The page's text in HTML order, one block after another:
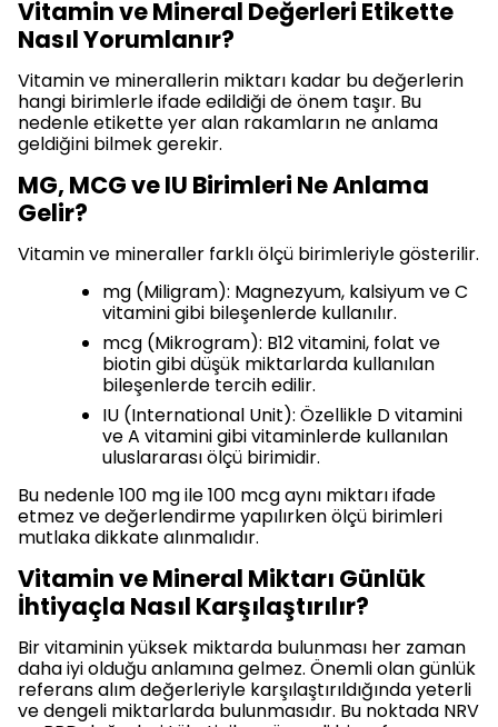
Vitamin ve Mineral Değerleri Etikette
Nasıl Yorumlanır?
Vitamin ve minerallerin miktarı kadar bu değerlerin
hangi birimlerle ifade edildiği de önem taşır. Bu
nedenle etikette yer alan rakamların ne anlama
geldiğini bilmek gerekir.
MG, MCG ve IU Birimleri Ne Anlama
Gelir?
Vitamin ve mineraller farklı ölçü birimleriyle gösterilir.
mg (Miligram): Magnezyum, kalsiyum ve C
vitamini gibi bileşenlerde kullanılır.
mcg (Mikrogram): B12 vitamini, folat ve
biotin gibi düşük miktarlarda kullanılan
bileşenlerde tercih edilir.
IU (International Unit): Özellikle D vitamini
ve A vitamini gibi vitaminlerde kullanılan
uluslararası ölçü birimidir.
Bu nedenle 100 mg ile 100 mcg aynı miktarı ifade
etmez ve değerlendirme yapılırken ölçü birimleri
mutlaka dikkate alınmalıdır.
Vitamin ve Mineral Miktarı Günlük
İhtiyaçla Nasıl Karşılaştırılır?
Bir vitaminin yüksek miktarda bulunması her zaman
daha iyi olduğu anlamına gelmez. Önemli olan günlük
referans alım değerleriyle karşılaştırıldığında yeterli
ve dengeli miktarlarda bulunmasıdır. Bu noktada NRV